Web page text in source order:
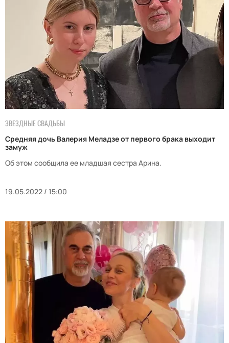
ЗВЕЗДНЫЕ СВАДЬБЫ
Средняя дочь Валерия Меладзе от первого брака выходит
замуж
Об этом сообщила ее младшая сестра Арина.
19.05.2022 / 15:00